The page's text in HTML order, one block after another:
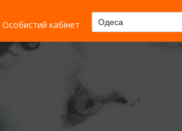
Особистий кабінет Одеса